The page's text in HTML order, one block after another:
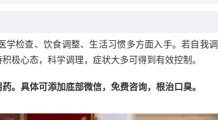
检查、饮食调整、生活习惯多方面入手。若自我调
极心态，科学调理，症状大多可得到有效控制。
。具体可添加底部微信，免费咨询，根治口臭。